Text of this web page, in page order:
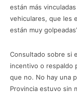
están más
vehiculares, que les
están muy
Consultado sobre si
incentivo o respaldo
que no. No hay una
Provincia estuvo sin